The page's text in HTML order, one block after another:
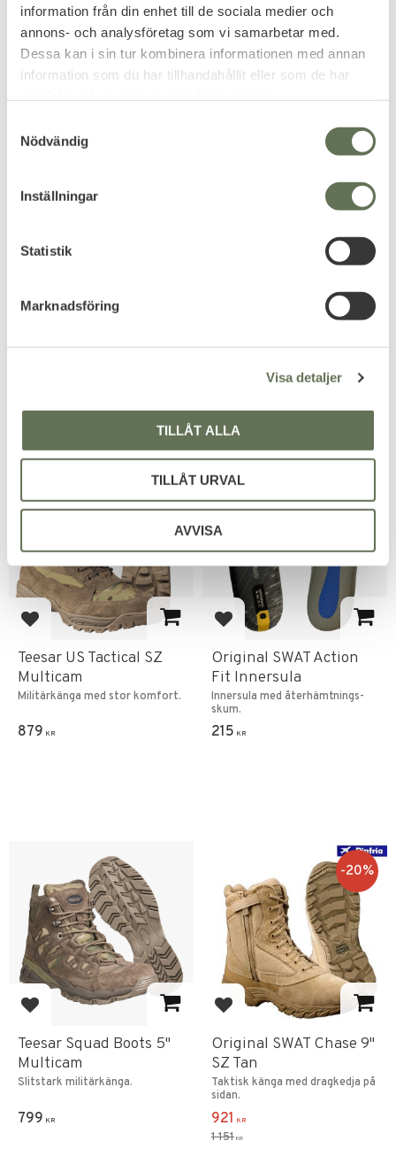
information från din enhet till de sociala medier och
annons- och analysföretag som vi samarbetar med.
Dessa kan i sin tur kombinera informationen med annan
information som du har tillhandahållit eller som de har
Nödvändig
Inställningar
Statistik
Marknadsföring
Visa detaljer
TILLÅT ALLA
TILLÅT URVAL
AVVISA
Add to favorites
En tidlös snygg känga att bära
799KR
Add to favorites
Brandit Defense Öken-
Djungelkänga Khaki
En lättvikts allround-känga för
599KR
Add to favorites
Teesar US Tactical SZ
Multicam
Militärkänga med stor komfort.
879 KR
Add to favorites
Original SWAT Action
Fit Innersula
Innersula med återhämtnings-
skum.
215 KR
FAVORITE
Add to favorites
Teesar Squad Boots 5"
Multicam
Slitstark militärkänga.
799 KR
Add to favorites
Original SWAT Chase 9"
SZ Tan
Taktisk känga med dragkedja på
sidan.
921 KR
1 151 KR
20%